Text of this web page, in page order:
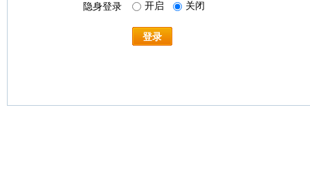
隐身登录 开启 关闭
登录